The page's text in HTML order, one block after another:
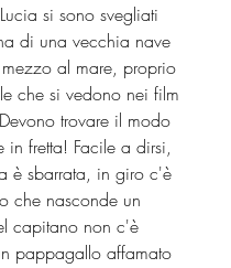
si sono svegliati
di una vecchia nave
al mare, proprio
che si vedono nei film
trovare il modo
in fretta! Facile a dirsi,
è sbarrata, in giro c'è
che nasconde un
capitano non c'è
pappagallo affamato